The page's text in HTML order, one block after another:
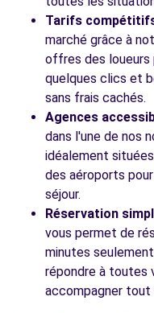
Tarifs
marché grâce à
offres des loueurs
quelques clics et
sans frais cachés.
Agences
dans l'une de nos
idéalement
des aéroports
séjour.
Réservation
vous permet de
minutes
répondre à toutes
accompagner tout